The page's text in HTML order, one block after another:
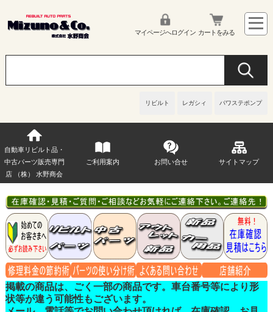
リビルト レガシィ パワステポンプ
マイページへログイン カートをみる
自動車リビルト品・
中古パーツ販売専門
店 （株） 水野商会
ご利用案内 お問い合せ サイトマップ
掲載の商品は、ごく一部の商品です。車台番号等により形
状等が違う可能性もございます。